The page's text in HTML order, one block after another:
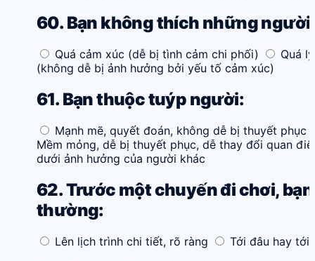
60. Bạn không thích những người:
Quá cảm xúc (dễ bị tình cảm chi phối)
Quá
(không dễ bị ảnh hưởng bởi yếu tố cảm xúc)
61. Bạn thuộc tuýp người:
Mạnh mẽ, quyết đoán, không dễ bị thuyết phục
Mềm mỏng, dễ bị thuyết phục, dễ thay đổi quan
dưới ảnh hưởng của người khác
62. Trước một chuyến đi chơi, bạn
thường:
Lên lịch trình chi tiết, rõ ràng Tới đâu hay tới